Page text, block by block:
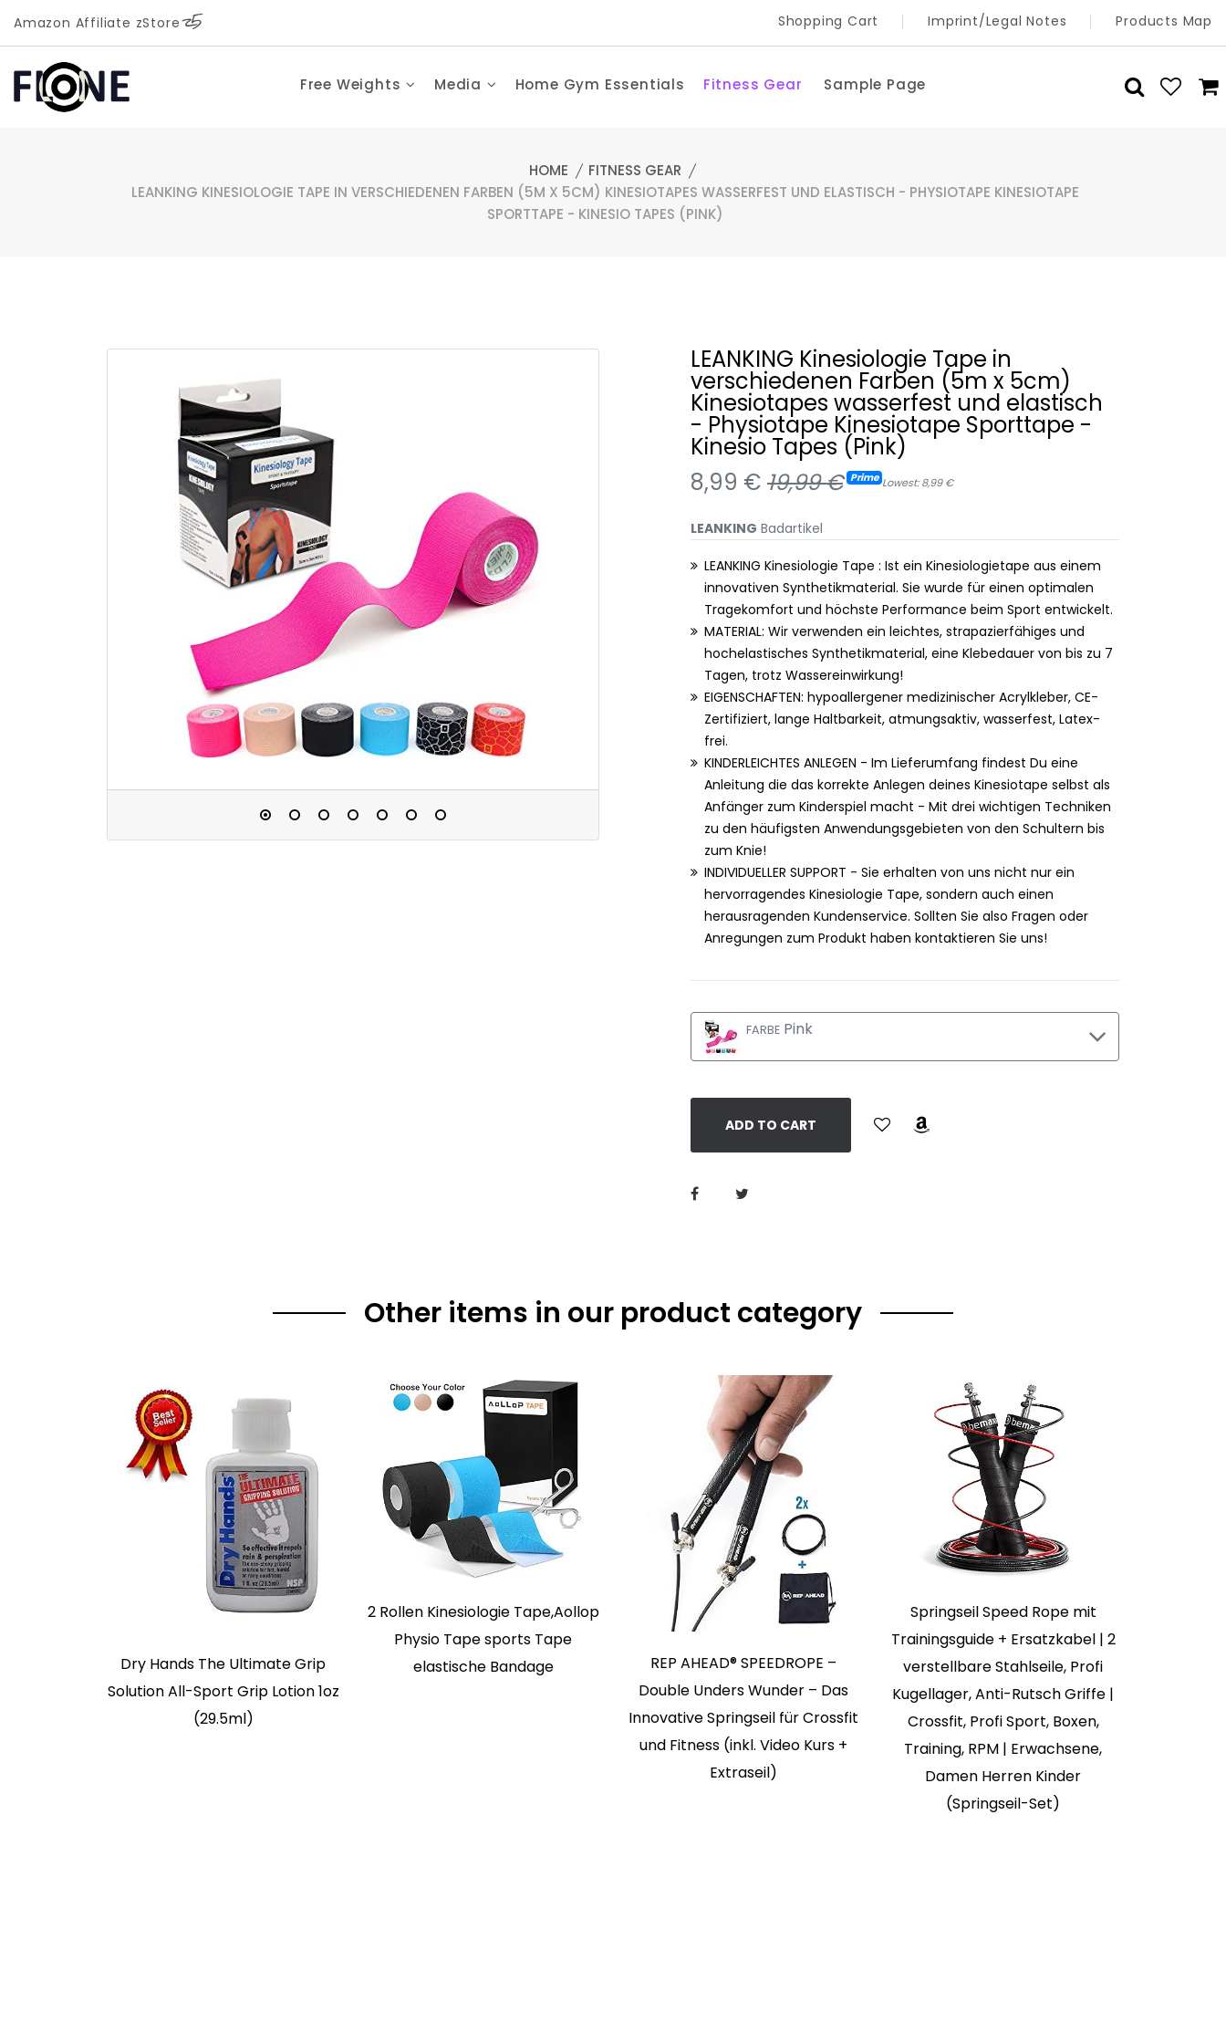
Amazon Affiliate zStore Shopping Cart Imprint/Legal Notes Products Map
Free Weights Media Home Gym Essentials Fitness Gear Sample Page
HOME
FITNESS GEAR
LEANKING KINESIOLOGIE TAPE IN VERSCHIEDENEN FARBEN (5M X 5CM) KINESIOTAPES WASSERFEST UND ELASTISCH - PHYSIOTAPE KINESIOTAPE
SPORTTAPE - KINESIO TAPES (PINK)
LEANKING Kinesiologie Tape in
verschiedenen Farben (5m x 5cm)
Kinesiotapes wasserfest und elastisch
- Physiotape Kinesiotape Sporttape -
Kinesio Tapes (Pink)
8,99 € 19,99 € Prime Lowest: 8,99 €
LEANKING Badartikel
LEANKING Kinesiologie Tape : Ist ein Kinesiologietape aus einem
innovativen Synthetikmaterial. Sie wurde für einen optimalen
Tragekomfort und höchste Performance beim Sport entwickelt.
MATERIAL: Wir verwenden ein leichtes, strapazierfähiges und
hochelastisches Synthetikmaterial, eine Klebedauer von bis zu 7
Tagen, trotz Wassereinwirkung!
EIGENSCHAFTEN: hypoallergener medizinischer Acrylkleber, CE-
Zertifiziert, lange Haltbarkeit, atmungsaktiv, wasserfest, Latex-
frei.
KINDERLEICHTES ANLEGEN - Im Lieferumfang findest Du eine
Anleitung die das korrekte Anlegen deines Kinesiotape selbst als
Anfänger zum Kinderspiel macht - Mit drei wichtigen Techniken
zu den häufigsten Anwendungsgebieten von den Schultern bis
zum Knie!
INDIVIDUELLER SUPPORT - Sie erhalten von uns nicht nur ein
hervorragendes Kinesiologie Tape, sondern auch einen
herausragenden Kundenservice. Sollten Sie also Fragen oder
Anregungen zum Produkt haben kontaktieren Sie uns!
FARBE Pink
ADD TO CART
Other items in our product category
Dry Hands The Ultimate Grip
Solution All-Sport Grip Lotion 1oz
(29.5ml)
2 Rollen Kinesiologie Tape,Aollop
Physio Tape sports Tape
elastische Bandage
REP AHEAD® SPEEDROPE –
Double Unders Wunder – Das
Innovative Springseil für Crossfit
und Fitness (inkl. Video Kurs +
Extraseil)
Springseil Speed Rope mit
Trainingsguide + Ersatzkabel | 2
verstellbare Stahlseile, Profi
Kugellager, Anti-Rutsch Griffe |
Crossfit, Profi Sport, Boxen,
Training, RPM | Erwachsene,
Damen Herren Kinder
(Springseil-Set)